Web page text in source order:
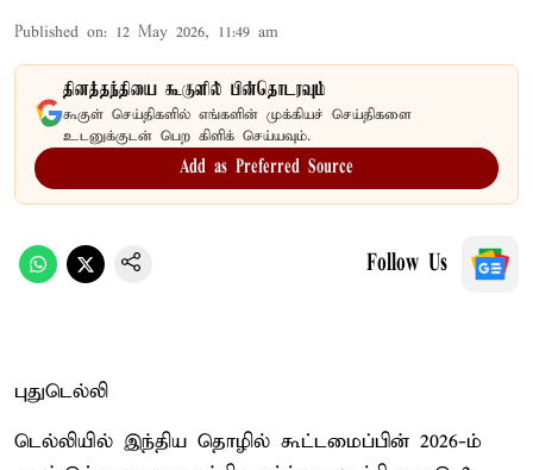
Published on: 12 May 2026, 11:49 am
தினத்தந்தியை கூகுளில் பின்தொடரவும்
கூகுள் செய்திகளில் எங்களின் முக்கியச் செய்திகளை
உடனுக்குடன் பெற கிளிக் செய்யவும்.
Add as Preferred Source
Follow Us
புதுடெல்லி
டெல்லியில் இந்திய தொழில் கூட்டமைப்பின் 2026-ம்